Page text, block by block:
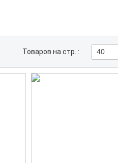
Товаров на стр. : 40